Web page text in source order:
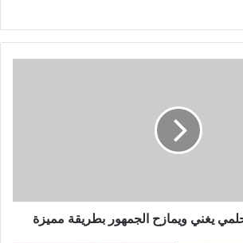
يغني ويمازح الجمهور بطريقة مميزة